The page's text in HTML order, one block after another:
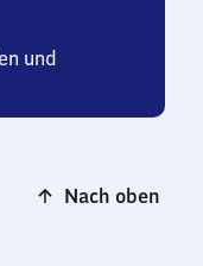
und
Nach oben